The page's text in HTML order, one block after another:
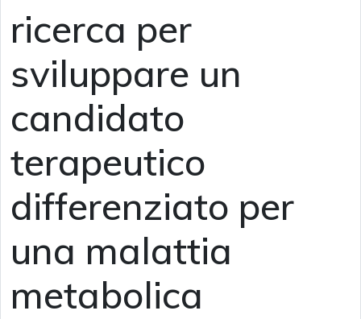
ricerca per
sviluppare un
candidato
terapeutico
differenziato per
una malattia
metabolica